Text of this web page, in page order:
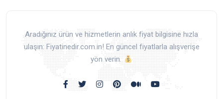
Aradığınız ürün ve hizmetlerin anlık fiyat bilgisine hızla
ulaşın: Fiyatinedir.com.in! En güncel fiyatlarla alışverişe
yön verin.